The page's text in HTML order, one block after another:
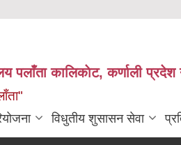
पलाँता कालिकाेट, कर्णाली प्रदेश
विधुतीय शुसासन सेवा